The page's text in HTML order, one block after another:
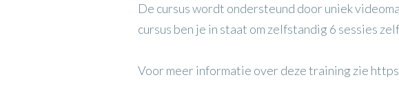
De cursus wordt ondersteund door uniek
cursus ben je in staat om zelfstandig 6 sessies
Voor meer informatie over deze training zie